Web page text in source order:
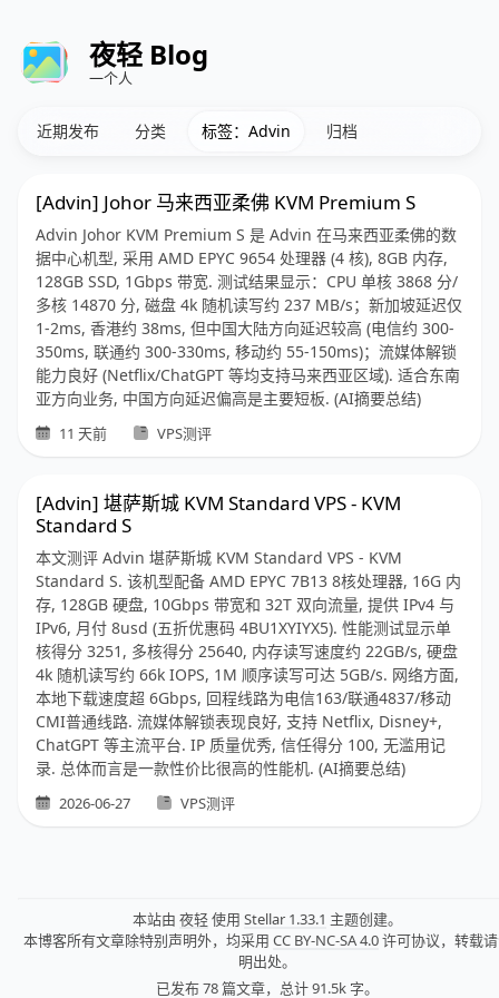
夜轻 Blog
一个人
近期发布 分类 标签：Advin 归档
[Advin] Johor 马来西亚柔佛 KVM Premium S
Advin Johor KVM Premium S 是 Advin 在马来西亚柔佛的数
据中心机型, 采用 AMD EPYC 9654 处理器 (4 核), 8GB 内存,
128GB SSD, 1Gbps 带宽. 测试结果显示：CPU 单核 3868 分/
多核 14870 分, 磁盘 4k 随机读写约 237 MB/s；新加坡延迟仅
1-2ms, 香港约 38ms, 但中国大陆方向延迟较高 (电信约 300-
350ms, 联通约 300-330ms, 移动约 55-150ms)；流媒体解锁
能力良好 (Netflix/ChatGPT 等均支持马来西亚区域). 适合东南
亚方向业务, 中国方向延迟偏高是主要短板. (AI摘要总结)
11 天前 VPS测评
[Advin] 堪萨斯城 KVM Standard VPS - KVM
Standard S
本文测评 Advin 堪萨斯城 KVM Standard VPS - KVM
Standard S. 该机型配备 AMD EPYC 7B13 8核处理器, 16G 内
存, 128GB 硬盘, 10Gbps 带宽和 32T 双向流量, 提供 IPv4 与
IPv6, 月付 8usd (五折优惠码 4BU1XYIYX5). 性能测试显示单
核得分 3251, 多核得分 25640, 内存读写速度约 22GB/s, 硬盘
4k 随机读写约 66k IOPS, 1M 顺序读写可达 5GB/s. 网络方面,
本地下载速度超 6Gbps, 回程线路为电信163/联通4837/移动
CMI普通线路. 流媒体解锁表现良好, 支持 Netflix, Disney+,
ChatGPT 等主流平台. IP 质量优秀, 信任得分 100, 无滥用记
录. 总体而言是一款性价比很高的性能机. (AI摘要总结)
2026-06-27 VPS测评
本站由 夜轻使用 Stellar 1.33.1 主题创建。
本博客所有文章除特别声明外，均采用 CC BY-NC-SA 4.0许可协议，转载
明出处。
已发布 78 篇文章， 总计 91.5k 字。